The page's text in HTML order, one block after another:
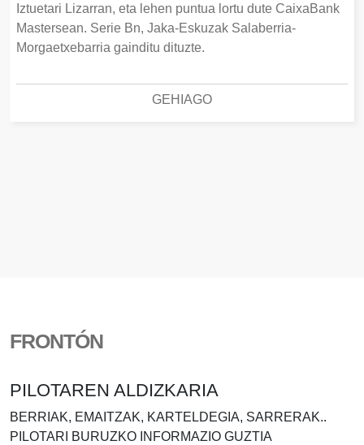
Iztuetari Lizarran, eta lehen puntua lortu dute CaixaBank
Mastersean. Serie Bn, Jaka-Eskuzak Salaberria-
Morgaetxebarria gainditu dituzte.
GEHIAGO
FRONTÓN
PILOTAREN ALDIZKARIA
BERRIAK, EMAITZAK, KARTELDEGIA, SARRERAK..
PILOTARI BURUZKO INFORMAZIO GUZTIA